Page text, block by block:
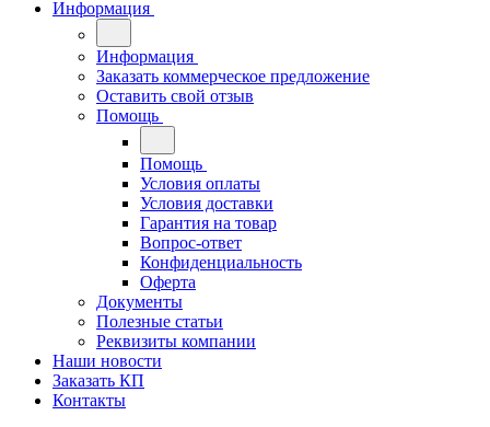
Информация
Информация
Заказать коммерческое предложение
Оставить свой отзыв
Помощь
Помощь
Условия оплаты
Условия доставки
Гарантия на товар
Вопрос-ответ
Конфиденциальность
Оферта
Документы
Полезные статьи
Реквизиты компании
Наши новости
Заказать КП
Контакты